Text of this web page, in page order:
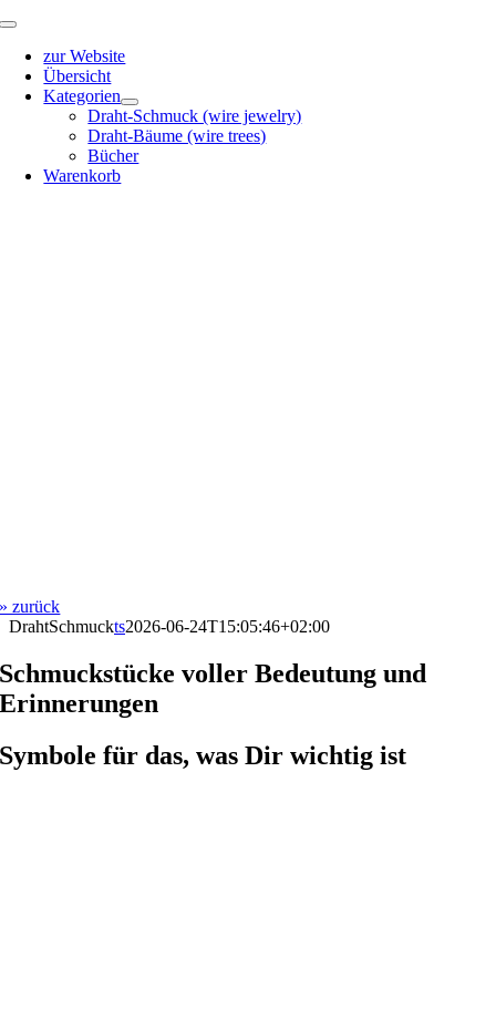
Zum
springen
Toggle
Navigationzur Website
Übersicht
Kategorien
Draht-Schmuck (wire jewelry)
Draht-Bäume (wire trees)
Bücher
Warenkorb
» zurück
DrahtSchmuckts2026-06-24T15:05:46+02:00
Schmuckstücke voller Bedeutung und
Erinnerungen
Symbole für das, was Dir wichtig ist